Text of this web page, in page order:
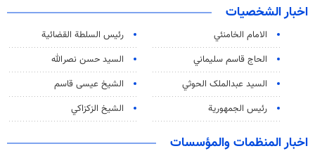
اخبار الشخصيات
الامام الخامنئي
رئیس السلطة القضائیة
الحاج قاسم سليماني
السيد حسن نصرالله
السید عبدالملک الحوثي
الشيخ عيسى قاسم
رئيس الجمهورية
الشيخ الزكزاكي
اخبار المنظمات والمؤسسات